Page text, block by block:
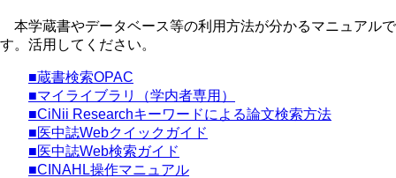
本学蔵書やデータベース等の利用方法が分かるマニュアルで
す。活用してください。
■蔵書検索OPAC
■マイライブラリ（学内者専用）
■CiNii Researchキーワードによる論文検索方法
■医中誌Webクイックガイド
■医中誌Web検索ガイド
■CINAHL操作マニュアル